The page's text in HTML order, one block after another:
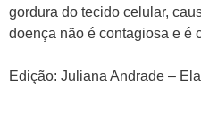
gordura do tecido celular,
doença não é contagiosa e é
Edição: Juliana Andrade –